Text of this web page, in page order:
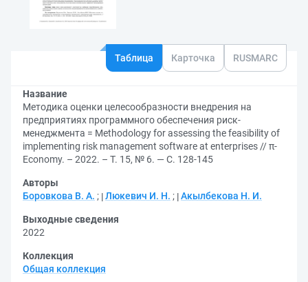
Таблица Карточка RUSMARC
Название
Методика оценки целесообразности внедрения на
предприятиях программного обеспечения риск-
менеджмента = Methodology for assessing the feasibility of
implementing risk management software at enterprises // π-
Economy. – 2022. – Т. 15, № 6. — С. 128-145
Авторы
Боровкова В. А. ; Люкевич И. Н. ; Акылбекова Н. И.
Выходные сведения
2022
Коллекция
Общая коллекция